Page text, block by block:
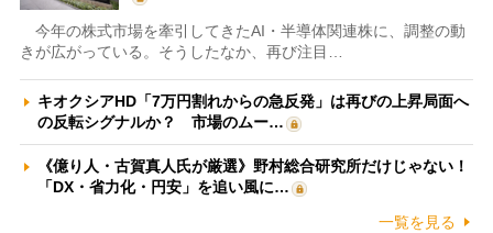
今年の株式市場を牽引してきたAI・半導体関連株に、調整の動
きが広がっている。そうしたなか、再び注目…
キオクシアHD「7万円割れからの急反発」は再びの上昇局面へ
の反転シグナルか？ 市場のムー…
《億り人・古賀真人氏が厳選》野村総合研究所だけじゃない！
「DX・省力化・円安」を追い風に…
一覧を見る